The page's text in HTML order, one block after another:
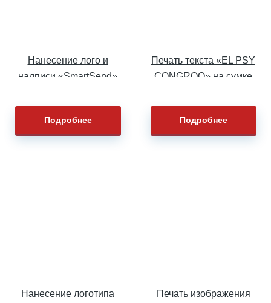
Нанесение лого и
надписи «SmartSend»
рукавами
Подробнее
Печать текста «EL PSY
CONGROO» на сумке
Подробнее
Нанесение логотипа
Печать изображения